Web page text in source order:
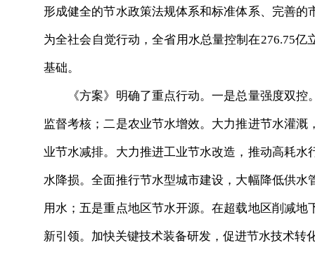
形成健全的节水政策法规体系和标准体系、完善
为全社会自觉行动，全省用水总量控制在276.75
基础。
《方案》明确了重点行动。一是总量强度双控
监督考核；二是农业节水增效。大力推进节水灌
业节水减排。大力推进工业节水改造，推动高耗
水降损。全面推行节水型城市建设，大幅降低供
用水；五是重点地区节水开源。在超载地区削减
新引领。加快关键技术装备研发，促进节水技术转